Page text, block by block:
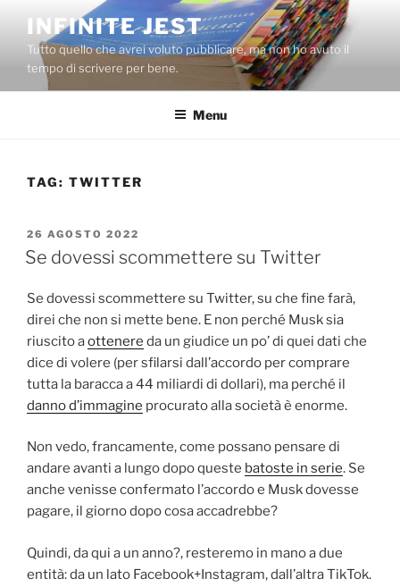
contenuto
INFINITE JEST
Tutto quello che avrei voluto pubblicare, ma non ho avuto il
tempo di scrivere per bene.
Menu
TAG: TWITTER
PUBBLICATO
IL
26 AGOSTO 2022
Se dovessi scommettere su Twitter
Se dovessi scommettere su Twitter, su che fine farà,
direi che non si mette bene. E non perché Musk sia
riuscito aottenere da un giudice un po’ di quei dati che
dice di volere (per sfilarsi dall’accordo per comprare
tutta la baracca a 44 miliardi di dollari), ma perché il
danno d’immagine procurato alla società è enorme.
Non vedo, francamente, come possano pensare di
andare avanti a lungo dopo queste batoste in serie. Se
anche venisse confermato l’accordo e Musk dovesse
pagare, il giorno dopo cosa accadrebbe?
Quindi, da qui a un anno?, resteremo in mano a due
entità: da un lato Facebook+Instagram, dall’altra TikTok.